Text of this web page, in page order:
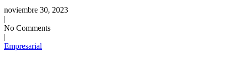
noviembre 30, 2023
|
No Comments
|
Empresarial